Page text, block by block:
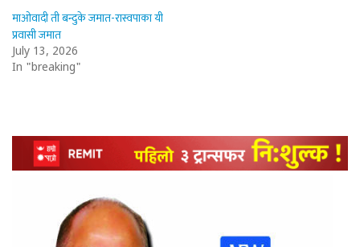
माओवादी ती बन्दुके जमात-रास्वपाका यी
प्रवासी जमात
July 13, 2026
In "breaking"